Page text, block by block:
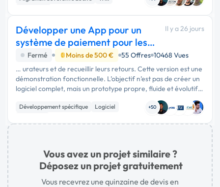
Développer une App pour un
système de paiement pour les
restaurant
Il y a 26 jours
Fermé Moins de 500 € 55 Offres 10468 Vues
… urateurs et de recueillir leurs retours. Cette version est une
démonstration fonctionnelle. L’objectif n’est pas de créer un
logiciel complet, mais un prototype propre, fluide et évolutif.
Fonctionnalités demandées 1. Connexion * Page de …
Développement spécifique
Logiciel
+50
Vous avez un projet similaire ?
Déposez un projet gratuitement
Vous recevrez une quinzaine de devis en